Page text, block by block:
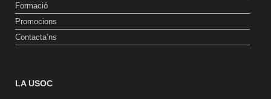
Formació
Promocions
Contacta’ns
LA USOC